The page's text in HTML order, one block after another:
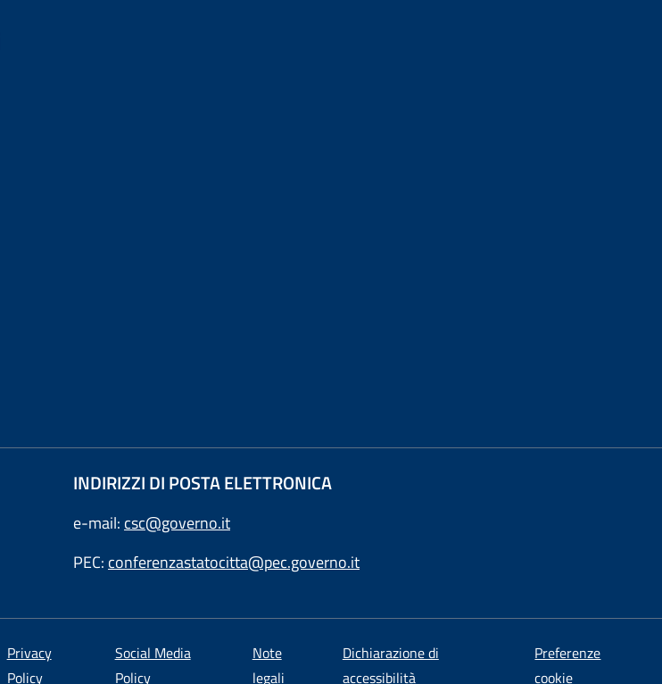
INDIRIZZI DI POSTA ELETTRONICA
e-mail: csc@governo.it
PEC: conferenzastatocitta@pec.governo.it
Privacy
Policy
Social Media
Policy
Note
legali
Dichiarazione di
accessibilità
Preferenze
cookie